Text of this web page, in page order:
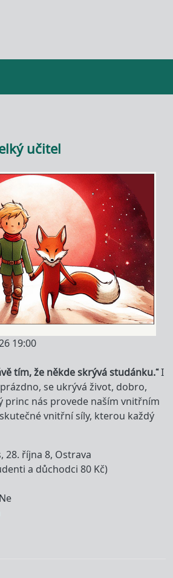
učitel
19:00
tím, že někde skrývá studánku.“I
se ukrývá život, dobro,
princ nás provede naším vnitřním
vnitřní síly, kterou každý
28. října 8, Ostrava
a důchodci 80 Kč)
Ne